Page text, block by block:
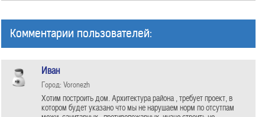
Комментарии пользователей:
Иван
Город: Voronezh
Хотим построить дом. Архитектура района , требует проект, в
котором будет указано что мы не нарушаем норм по отсутпам